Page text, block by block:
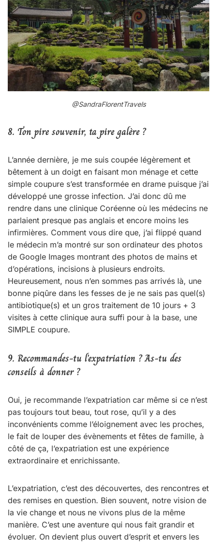
@SandraFlorentTravels
8. Ton pire souvenir, ta pire galère ?
L’année dernière, je me suis coupée légèrement et
bêtement à un doigt en faisant mon ménage et cette
simple coupure s’est transformée en drame puisque j’ai
développé une grosse infection. J’ai donc dû me
rendre dans une clinique Coréenne où les médecins ne
parlaient presque pas anglais et encore moins les
infirmières. Comment vous dire que, j’ai flippé quand
le médecin m’a montré sur son ordinateur des photos
de Google Images montrant des photos de mains et
d’opérations, incisions à plusieurs endroits.
Heureusement, nous n’en sommes pas arrivés là, une
bonne piqûre dans les fesses de je ne sais pas quel(s)
antibiotique(s) et un gros traitement de 10 jours + 3
visites à cette clinique aura suffi pour à la base, une
SIMPLE coupure.
9. Recommandes-tu l’expatriation ? As-tu des
conseils à donner ?
Oui, je recommande l’expatriation car même si ce n’est
pas toujours tout beau, tout rose, qu’il y a des
inconvénients comme l’éloignement avec les proches,
le fait de louper des évènements et fêtes de famille, à
côté de ça, l’expatriation est une expérience
extraordinaire et enrichissante.
L’expatriation, c’est des découvertes, des rencontres et
des remises en question. Bien souvent, notre vision de
la vie change et nous ne vivons plus de la même
manière. C’est une aventure qui nous fait grandir et
évoluer. On devient plus ouvert d’esprit et envers les